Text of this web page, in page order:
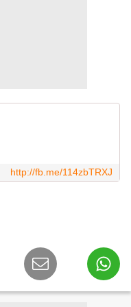
http://fb.me/114zbTRXJ